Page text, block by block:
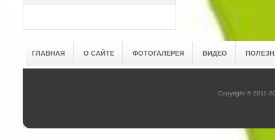
ГЛАВНАЯ О САЙТЕ ФОТОГАЛЕРЕЯ ВИДЕО
Copyright © 2011-